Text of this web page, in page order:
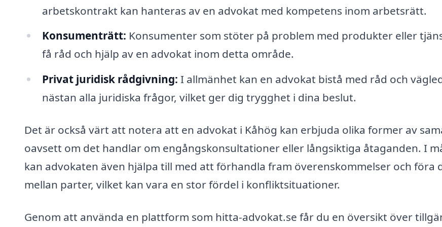
arbetskontrakt kan hanteras av en advokat med kompetens inom arbetsrätt.
Konsumenträtt: Konsumenter som stöter på problem med produkter eller
få råd och hjälp av en advokat inom detta område.
Privat juridisk rådgivning: I allmänhet kan en advokat bistå med råd och
nästan alla juridiska frågor, vilket ger dig trygghet i dina beslut.
Det är också värt att notera att en advokat i Kåhög kan erbjuda olika former av
oavsett om det handlar om engångskonsultationer eller långsiktiga åtaganden. I
kan advokaten även hjälpa till med att förhandla fram överenskommelser och föra
mellan parter, vilket kan vara en stor fördel i konfliktsituationer.
Genom att använda en plattform som hitta-advokat.se får du en översikt över